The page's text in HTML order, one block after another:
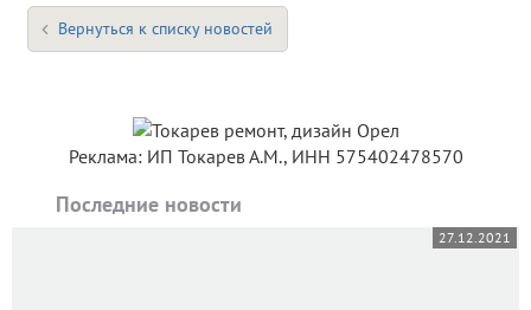
Вернуться к списку новостей
Реклама: ИП Токарев А.М., ИНН 575402478570
Последние новости
27.12.2021